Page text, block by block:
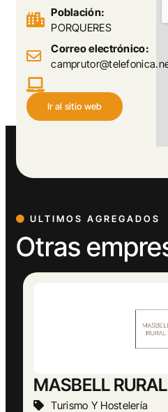
Población:
PORQUERES
Correo electrónico:
Ir al sitio web
ULTIMOS AGREGADOS
Otras
Abogado Ángel
Actividades Jurídicas